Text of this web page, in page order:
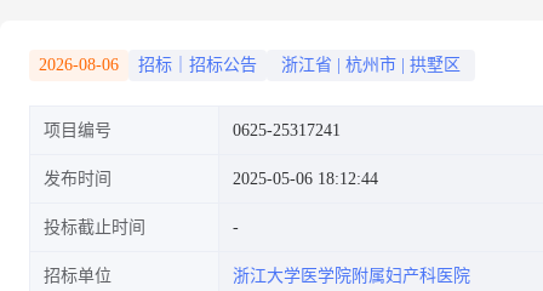
磋商公告
2026-08-06 招标｜招标公告 浙江省 杭州市 拱墅区
项目编号 0625-25317241
发布时间 2025-05-06 18:12:44
投标截止时间
招标单位 浙江大学医学院附属妇产科医院